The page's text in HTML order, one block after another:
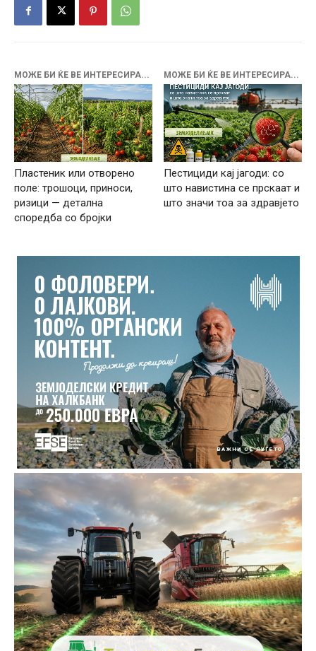
МОЖЕ БИ ЌЕ ВЕ ИНТЕРЕСИРА...
Пластеник или отворено
поле: трошоци, приноси,
ризици — детална
споредба со бројки
МОЖЕ БИ ЌЕ ВЕ ИНТЕРЕСИРА...
Пестициди кај јагоди: со
што навистина се прскаат и
што значи тоа за здравјето